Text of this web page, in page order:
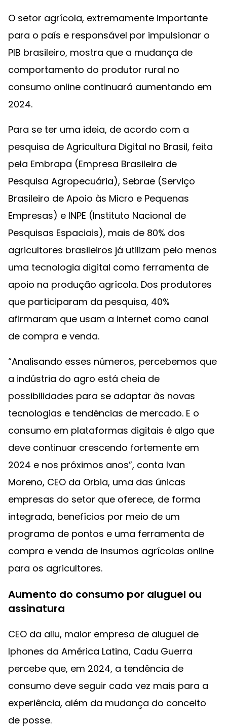
O setor agrícola, extremamente importante
para o país e responsável por impulsionar o
PIB brasileiro, mostra que a mudança de
comportamento do produtor rural no
consumo online continuará aumentando em
2024.
Para se ter uma ideia, de acordo com a
pesquisa de Agricultura Digital no Brasil, feita
pela Embrapa (Empresa Brasileira de
Pesquisa Agropecuária), Sebrae (Serviço
Brasileiro de Apoio às Micro e Pequenas
Empresas) e INPE (Instituto Nacional de
Pesquisas Espaciais), mais de 80% dos
agricultores brasileiros já utilizam pelo menos
uma tecnologia digital como ferramenta de
apoio na produção agrícola. Dos produtores
que participaram da pesquisa, 40%
afirmaram que usam a internet como canal
de compra e venda.
“Analisando esses números, percebemos que
a indústria do agro está cheia de
possibilidades para se adaptar às novas
tecnologias e tendências de mercado. E o
consumo em plataformas digitais é algo que
deve continuar crescendo fortemente em
2024 e nos próximos anos”, conta Ivan
Moreno, CEO da Orbia, uma das únicas
empresas do setor que oferece, de forma
integrada, benefícios por meio de um
programa de pontos e uma ferramenta de
compra e venda de insumos agrícolas online
para os agricultores.
Aumento do consumo por aluguel ou
assinatura
CEO da allu, maior empresa de aluguel de
Iphones da América Latina, Cadu Guerra
percebe que, em 2024, a tendência de
consumo deve seguir cada vez mais para a
experiência, além da mudança do conceito
de posse.